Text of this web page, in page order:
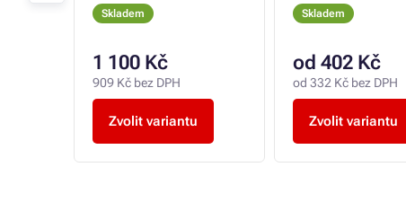
Skladem
1 100 Kč
909 Kč bez DPH
Zvolit variantu
Skladem
od 402 Kč
od 332 Kč bez DPH
Zvolit variantu